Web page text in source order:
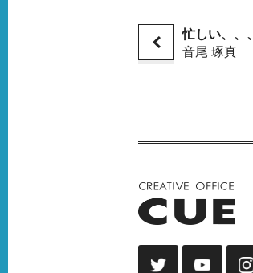
忙しい、、、
音尾 琢真